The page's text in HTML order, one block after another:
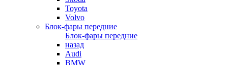
Toyota
Volvo
Блок-фары передние
Блок-фары передние
назад
Audi
BMW